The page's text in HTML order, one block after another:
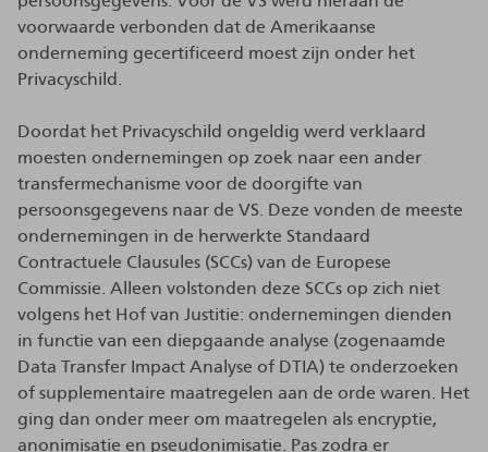
voorwaarde verbonden dat de Amerikaanse
onderneming gecertificeerd moest zijn onder het
Privacyschild.
Doordat het Privacyschild ongeldig werd verklaard
moesten ondernemingen op zoek naar een ander
transfermechanisme voor de doorgifte van
persoonsgegevens naar de VS. Deze vonden de meeste
ondernemingen in de herwerkte Standaard
Contractuele Clausules (SCCs) van de Europese
Commissie. Alleen volstonden deze SCCs op zich niet
volgens het Hof van Justitie: ondernemingen dienden
in functie van een diepgaande analyse (zogenaamde
Data Transfer Impact Analyse of DTIA) te onderzoeken
of supplementaire maatregelen aan de orde waren. Het
ging dan onder meer om maatregelen als encryptie,
anonimisatie en pseudonimisatie. Pas zodra er